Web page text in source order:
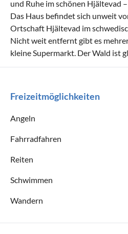
und Ruhe im schönen Hjältevad
Das Haus befindet sich unweit
Ortschaft Hjältevad im
Nicht weit entfernt gibt es
kleine Supermarkt. Der Wald ist
Freizeitmöglichkeiten
Angeln
Fahrradfahren
Reiten
Schwimmen
Wandern